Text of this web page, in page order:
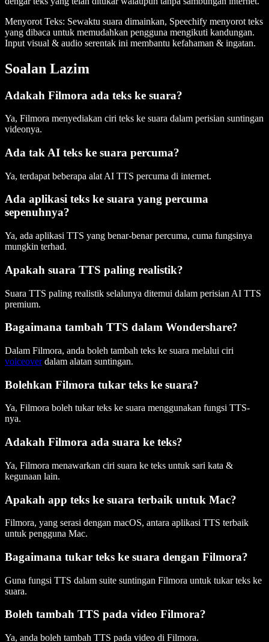
Menyorot Teks: Sewaktu suara dimainkan, Speechify menyorot teks
yang dibaca untuk memudahkan pengguna mengikuti kandungan.
Input visual & audio serentak ini membantu kefahaman & ingatan.
Soalan Lazim
Adakah Filmora ada teks ke suara?
Ya, Filmora menyediakan ciri teks ke suara dalam perisian suntingan
videonya.
Ada tak AI teks ke suara percuma?
Ya, terdapat beberapa alat AI TTS percuma di internet.
Ada aplikasi teks ke suara yang percuma
sepenuhnya?
Ya, ada aplikasi TTS yang benar-benar percuma, cuma fungsinya
mungkin terhad.
Apakah suara TTS paling realistik?
Suara TTS paling realistik selalunya ditemui dalam perisian AI TTS
premium.
Bagaimana tambah TTS dalam Wondershare?
Dalam Filmora, anda boleh tambah teks ke suara melalui ciri
voiceoverdalam alatan suntingan.
Bolehkan Filmora tukar teks ke suara?
Ya, Filmora boleh tukar teks ke suara menggunakan fungsi TTS-
nya.
Adakah Filmora ada suara ke teks?
Ya, Filmora menawarkan ciri suara ke teks untuk sari kata &
kegunaan lain.
Apakah app teks ke suara terbaik untuk Mac?
Filmora, yang serasi dengan macOS, antara aplikasi TTS terbaik
untuk pengguna Mac.
Bagaimana tukar teks ke suara dengan Filmora?
Guna fungsi TTS dalam suite suntingan Filmora untuk tukar teks ke
suara.
Boleh tambah TTS pada video Filmora?
Ya, anda boleh tambah TTS pada video di Filmora.